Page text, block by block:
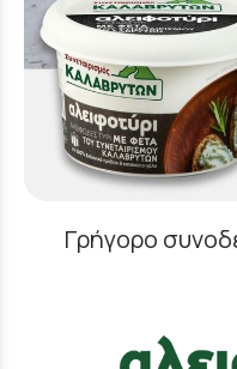
Γρήγορο